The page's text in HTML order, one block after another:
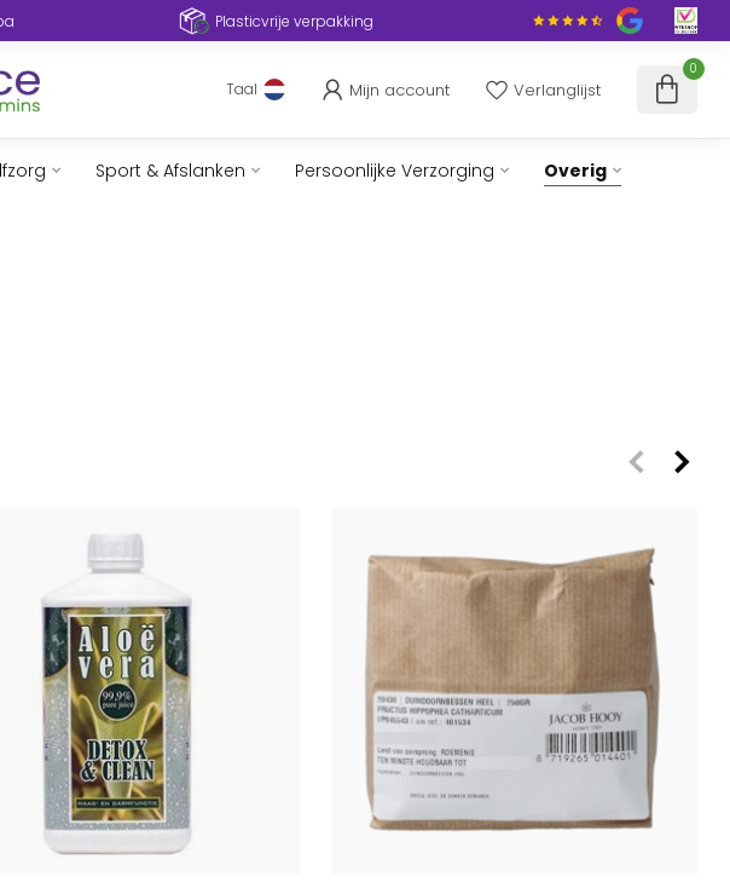
Plasticvrije verpakking
Taal Mijn account Verlanglijst
0
Sport & Afslanken Persoonlijke Verzorging Overig